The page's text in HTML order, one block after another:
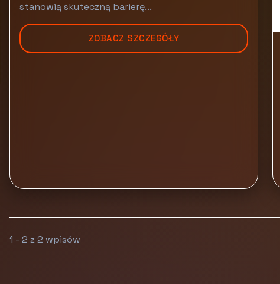
stanowią skuteczną barierę...
ZOBACZ SZCZEGÓŁY
1 - 2 z 2 wpisów